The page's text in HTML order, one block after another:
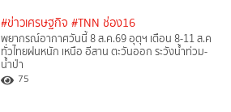
#ข่าวเศรษฐกิจ #TNN ช่อง16
พยากรณ์อากาศวันนี้ 8 ส.ค.69 อุตุฯ เตือน 8-11 ส.ค
ทั่วไทยฝนหนัก เหนือ อีสาน ตะวันออก ระวังน้ำท่วม-
น้ำป่า
75